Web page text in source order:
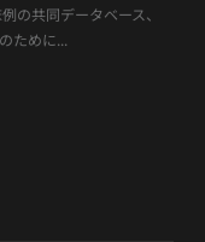
の共同データベース、
ために...